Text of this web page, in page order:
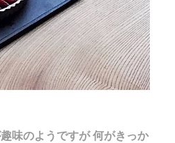
味のようですが 何がきっか